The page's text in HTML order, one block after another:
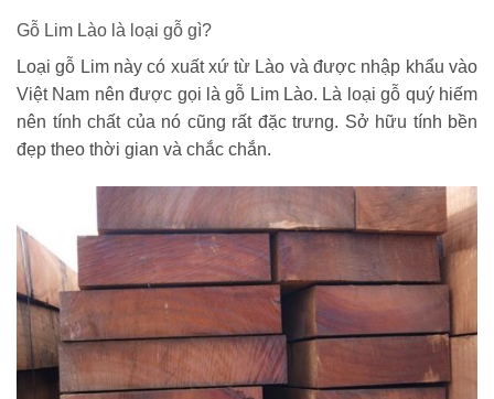
Gỗ Lim Lào là loại gỗ gì?
Loại gỗ Lim này có xuất xứ từ Lào và được nhập khẩu vào
Việt Nam nên được gọi là gỗ Lim Lào. Là loại gỗ quý hiếm
nên tính chất của nó cũng rất đặc trưng. Sở hữu tính bền
đẹp theo thời gian và chắc chắn.